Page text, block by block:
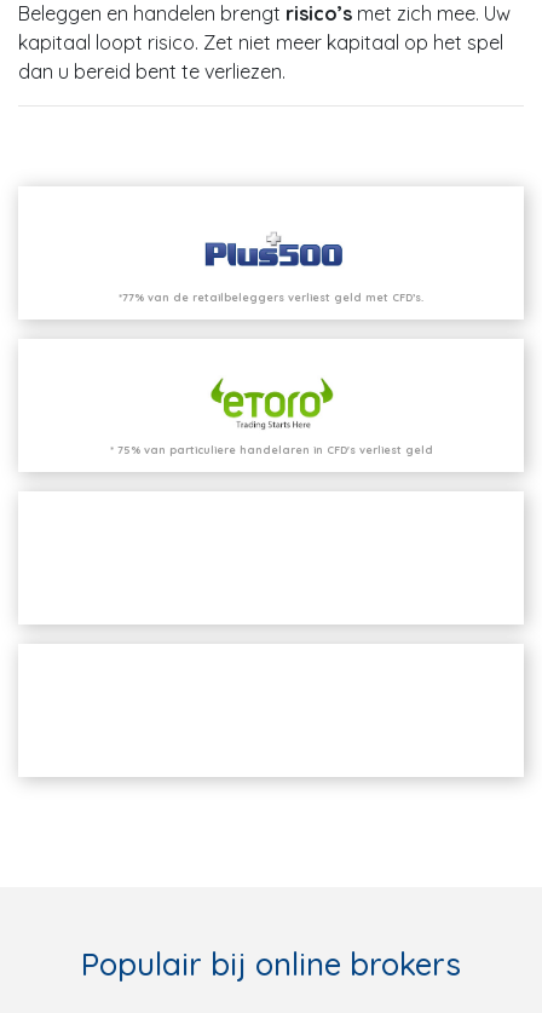
Beleggen en handelen brengt risico’s met zich mee. Uw
kapitaal loopt risico. Zet niet meer kapitaal op het spel
dan u bereid bent te verliezen.
*77% van de retailbeleggers verliest geld met CFD’s.
* 75% van particuliere handelaren in CFD's verliest geld
Populair bij online brokers